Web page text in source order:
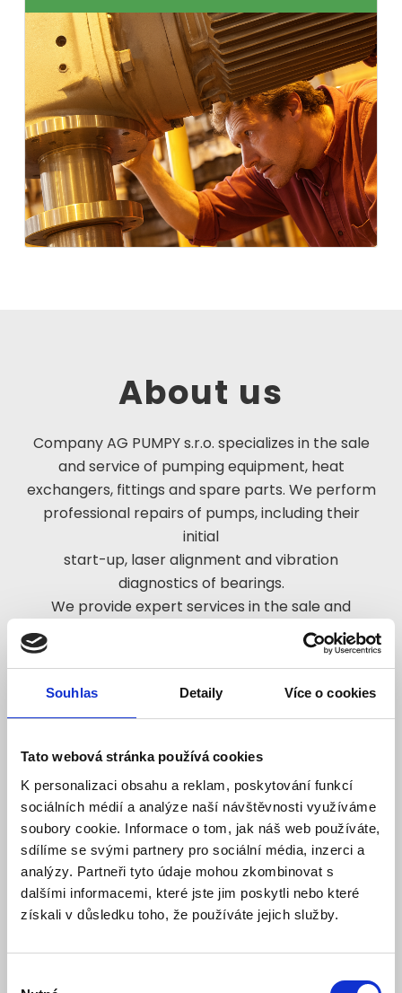
Souhlas Detaily Více o cookies
Tato webová stránka používá cookies
K personalizaci obsahu a reklam, poskytování funkcí
sociálních médií a analýze naší návštěvnosti využíváme
soubory cookie. Informace o tom, jak náš web používáte,
sdílíme se svými partnery pro sociální média, inzerci a
analýzy. Partneři tyto údaje mohou zkombinovat s
dalšími informacemi, které jste jim poskytli nebo které
získali v důsledku toho, že používáte jejich služby.
About us
Company AG PUMPY s.r.o. specializes in the sale
and service of pumping equipment, heat
exchangers, fittings and spare parts. We perform
professional repairs of pumps, including their
initial
start-up, laser alignment and vibration
diagnostics of bearings.
We provide expert services in the sale and
servicing of industrial pumping equipment for a
and efficiency of the solutions we offer, a
customer-
oriented approach and prompt service. We offer
a wide range of pumps from reliable suppliers,
enabling us to provide customers with tailor-
made solutions to suit their needs.